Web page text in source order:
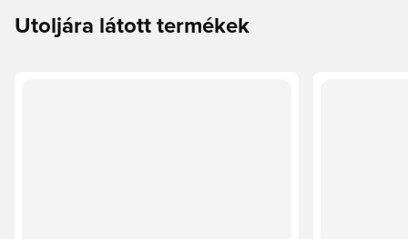
Utoljára látott termékek